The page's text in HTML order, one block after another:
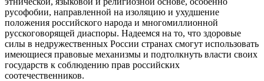
русофобии, направленной на изоляцию и ухудшение
положения российского народа и многомиллионной
русскоговорящей диаспоры. Надеемся на то, что здоровые
силы в недружественных России странах смогут использовать
имеющиеся правовые механизмы и подтолкнуть власти своих
государств к соблюдению прав российских
соотечественников.